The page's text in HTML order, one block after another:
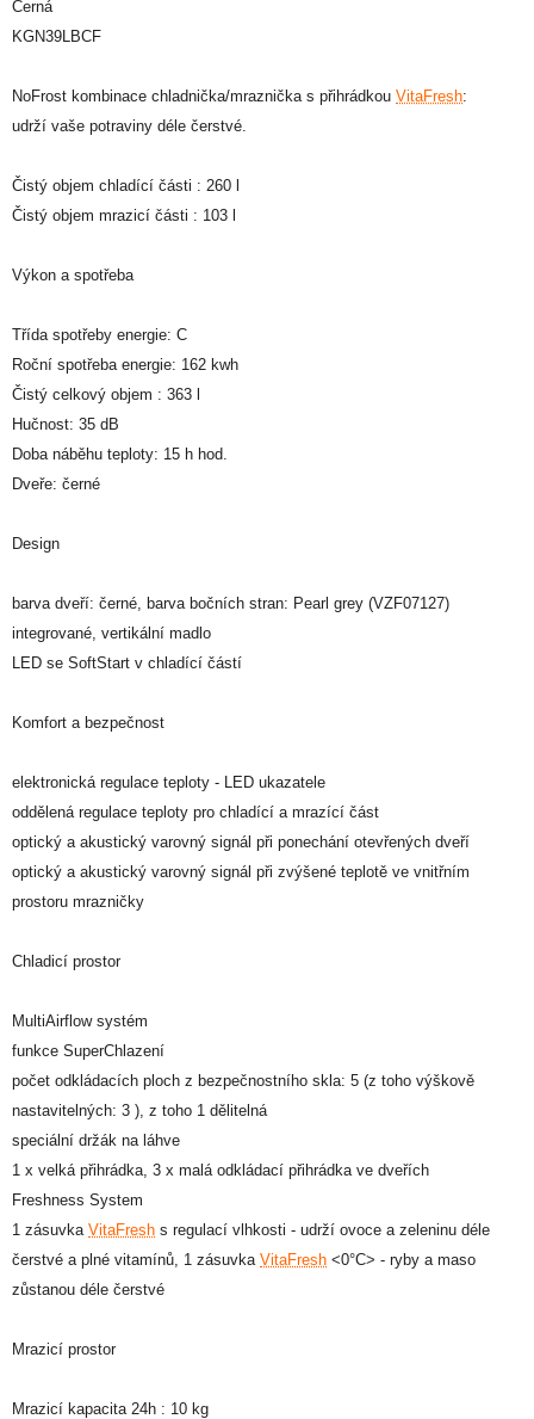
Černá
KGN39LBCF
NoFrost kombinace chladnička/mraznička s přihrádkou VitaFresh:
udrží vaše potraviny déle čerstvé.
Čistý objem chladící části : 260 l
Čistý objem mrazicí části : 103 l
Výkon a spotřeba
Třída spotřeby energie: C
Roční spotřeba energie: 162 kwh
Čistý celkový objem : 363 l
Hučnost: 35 dB
Doba náběhu teploty: 15 h hod.
Dveře: černé
Design
barva dveří: černé, barva bočních stran: Pearl grey (VZF07127)
integrované, vertikální madlo
LED se SoftStart v chladící částí
Komfort a bezpečnost
elektronická regulace teploty - LED ukazatele
oddělená regulace teploty pro chladící a mrazící část
optický a akustický varovný signál při ponechání otevřených dveří
optický a akustický varovný signál při zvýšené teplotě ve vnitřním
prostoru mrazničky
Chladicí prostor
MultiAirflow systém
funkce SuperChlazení
počet odkládacích ploch z bezpečnostního skla: 5 (z toho výškově
nastavitelných: 3 ), z toho 1 dělitelná
speciální držák na láhve
1 x velká přihrádka, 3 x malá odkládací přihrádka ve dveřích
Freshness System
1 zásuvka VitaFresh s regulací vlhkosti - udrží ovoce a zeleninu déle
čerstvé a plné vitamínů, 1 zásuvka VitaFresh <0°C> - ryby a maso
zůstanou déle čerstvé
Mrazicí prostor
Mrazicí kapacita 24h : 10 kg